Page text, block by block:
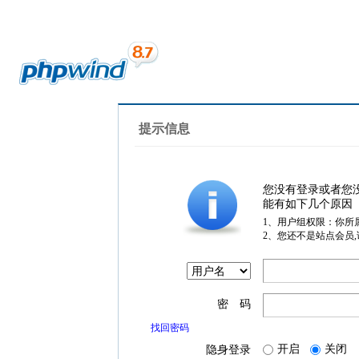
提示信息
您没有登录或者您
能有如下几个原因
1、用户组权限：你所
2、您还不是站点会员
密 码
找回密码
隐身登录 开启 关闭